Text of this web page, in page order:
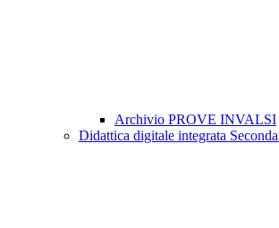
Archivio PROVE INVALSI
Didattica digitale integrata